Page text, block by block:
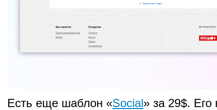
Есть еще шаблон «Social» за 29$. Его